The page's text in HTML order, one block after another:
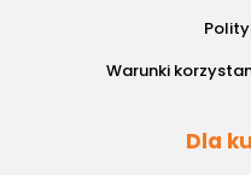
Warunki
Dla